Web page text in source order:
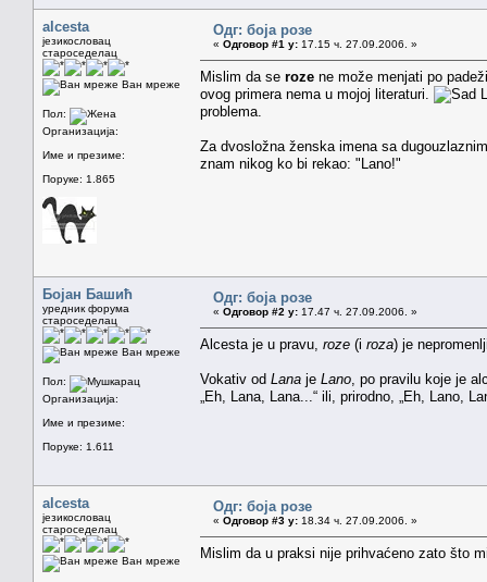
alcesta
језикословац
староседелац
Ван мреже
Пол:
Организација:
Име и презиме:
Поруке: 1.865
Одг: боја розе
« Одговор #1 у: 17.15 ч. 27.09.2006. »
Mislim da se roze ne može menjati po
ovog primera nema u mojoj literaturi.
problema.
Za dvosložna ženska imena sa
znam nikog ko bi rekao: "Lano!"
Бојан Башић
уредник форума
староседелац
Ван мреже
Пол:
Организација:
Име и презиме:
Поруке: 1.611
Одг: боја розе
« Одговор #2 у: 17.47 ч. 27.09.2006. »
Alcesta je u pravu, roze (i roza) je
Vokativ od Lana je Lano , po pravilu koje je
„Eh, Lana, Lana...“ ili, prirodno, „Eh, Lano,
alcesta
језикословац
староседелац
Ван мреже
Одг: боја розе
« Одговор #3 у: 18.34 ч. 27.09.2006. »
Mislim da u praksi nije prihvaćeno zato što